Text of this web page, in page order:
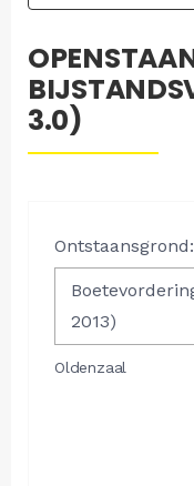
3.0)